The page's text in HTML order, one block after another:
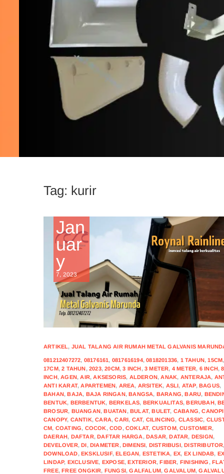
Tag: kurir
Jan
uar
y
7, 2023
ARTIKEL, JUAL TALANG AIR RUMAH METAL GALVANIS
081212407272, 08176161, 0817616194,0818201336, 1 TAHUN,15CM,
17CM,2 TAHUN,2023,20CM,3 INCH,3 METER, 4 METER, 6 INCH,8
INCH,AGEN,AIR,AKSESORIS, ALDERON,ANAK, ANTERAJA,
ANTI KARAT,APARTEMEN, AREA, ARSITEK, ASLI, ATAP,BAGUS,
BAHAN,BAJA, BAJA RINGAN,BANGSA, BARANG,BARU,
BENTUK, BERBENTUK, BERKELAS, BERKUALITAS,BERUBAH,
BROSUR, BUANGAN,BUATAN,BULAT,BULET, CABANG,CANOPI
CANOPY, CANTIK,CARA,CARI, CAT, CILINCING, CLASSIC,
CM, COATING, COCOK,COD,COKLAT, CUSTOM,CUSTOMER,
DAERAH, DAFTAR,DAFTAR HARGA,DASAR,DATAR, DESIGN,
DEVELOVER,DI,DIAMETER,DIMENSI, DISTRIBUSI,DISTRIBUTOR,
DOWNLOAD,EKSKLUSIF,ELEGAN, ESTETIKA, EX, EX LINDAB, EX
LINDAP, EXCLUSIVE, EXPOSE,EXTERIOR,FIBER, FINISHING ,
FREE,FREE ONGKIR, FUNGSI,GALFALUM,GALVALUM,